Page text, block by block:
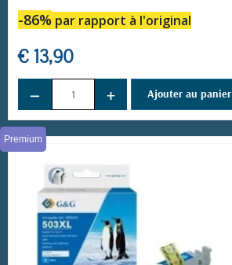
-86% par rapport à l'original
€ 13,90
− + Ajouter au panier
Premium